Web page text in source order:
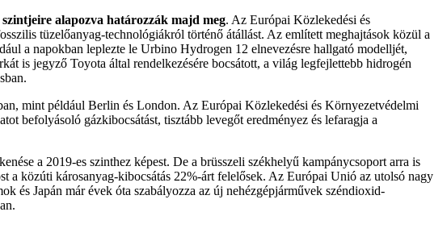
alapozva határozzák majd meg. Az Európai Közlekedési és
tüzelőanyag-technológiákról történő átállást. Az említett meghajtások közül a
a napokban leplezte le Urbino Hydrogen 12 elnevezésre hallgató modelljét,
is jegyző Toyota által rendelkezésére bocsátott, a világ legfejlettebb hidrogén
mint például Berlin és London. Az Európai Közlekedési és Környezetvédelmi
befolyásoló gázkibocsátást, tisztább levegőt eredményez és lefaragja a
a 2019-es szinthez képest. De a brüsszeli székhelyű kampánycsoport arra is
a közúti károsanyag-kibocsátás 22%-árt felelősek. Az Európai Unió az utolsó nagy
és Japán már évek óta szabályozza az új nehézgépjárművek széndioxid-